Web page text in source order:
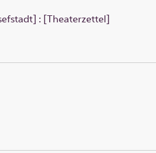
: [Theaterzettel]